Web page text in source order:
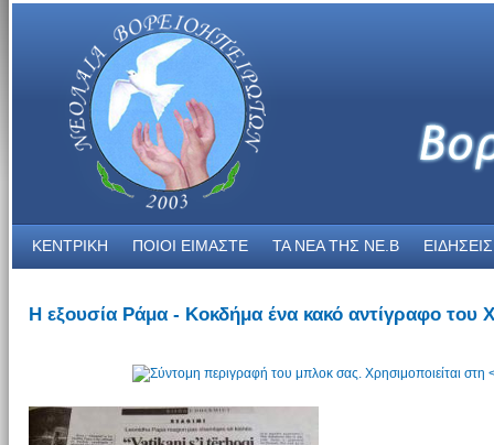
ΚΕΝΤΡΙΚΗ ΠΟΙΟΙ ΕΙΜΑΣΤΕ ΤΑ ΝΕΑ THΣ NE.B ΕΙΔΗΣΕΙΣ
Η εξουσία Ράμα - Κοκδήμα ένα κακό αντίγραφο